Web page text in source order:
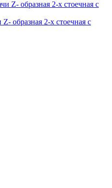
образная 2-х стоечная с